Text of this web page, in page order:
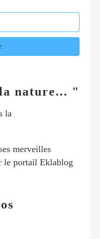
nature... "
merveilles
le portail Eklablog